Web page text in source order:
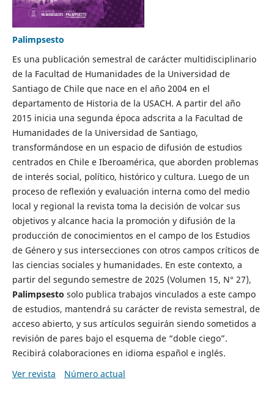
Palimpsesto
Es una publicación semestral de carácter multidisciplinario
de la Facultad de Humanidades de la Universidad de
Santiago de Chile que nace en el año 2004 en el
departamento de Historia de la USACH. A partir del año
2015 inicia una segunda época adscrita a la Facultad de
Humanidades de la Universidad de Santiago,
transformándose en un espacio de difusión de estudios
centrados en Chile e Iberoamérica, que aborden problemas
de interés social, político, histórico y cultura. Luego de un
proceso de reflexión y evaluación interna como del medio
local y regional la revista toma la decisión de volcar sus
objetivos y alcance hacia la promoción y difusión de la
producción de conocimientos en el campo de los Estudios
de Género y sus intersecciones con otros campos críticos de
las ciencias sociales y humanidades. En este contexto, a
partir del segundo semestre de 2025 (Volumen 15, N° 27),
Palimpsesto solo publica trabajos vinculados a este campo
de estudios, mantendrá su carácter de revista semestral, de
acceso abierto, y sus artículos seguirán siendo sometidos a
revisión de pares bajo el esquema de “doble ciego”.
Recibirá colaboraciones en idioma español e inglés.
Ver revista
Número actual